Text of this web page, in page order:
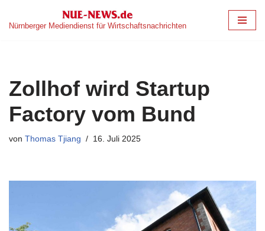
Zum
Nürnberger Mediendienst für Wirtschaftsnachrichten
Zollhof wird Startup
Factory vom Bund
von Thomas Tjiang 16. Juli 2025